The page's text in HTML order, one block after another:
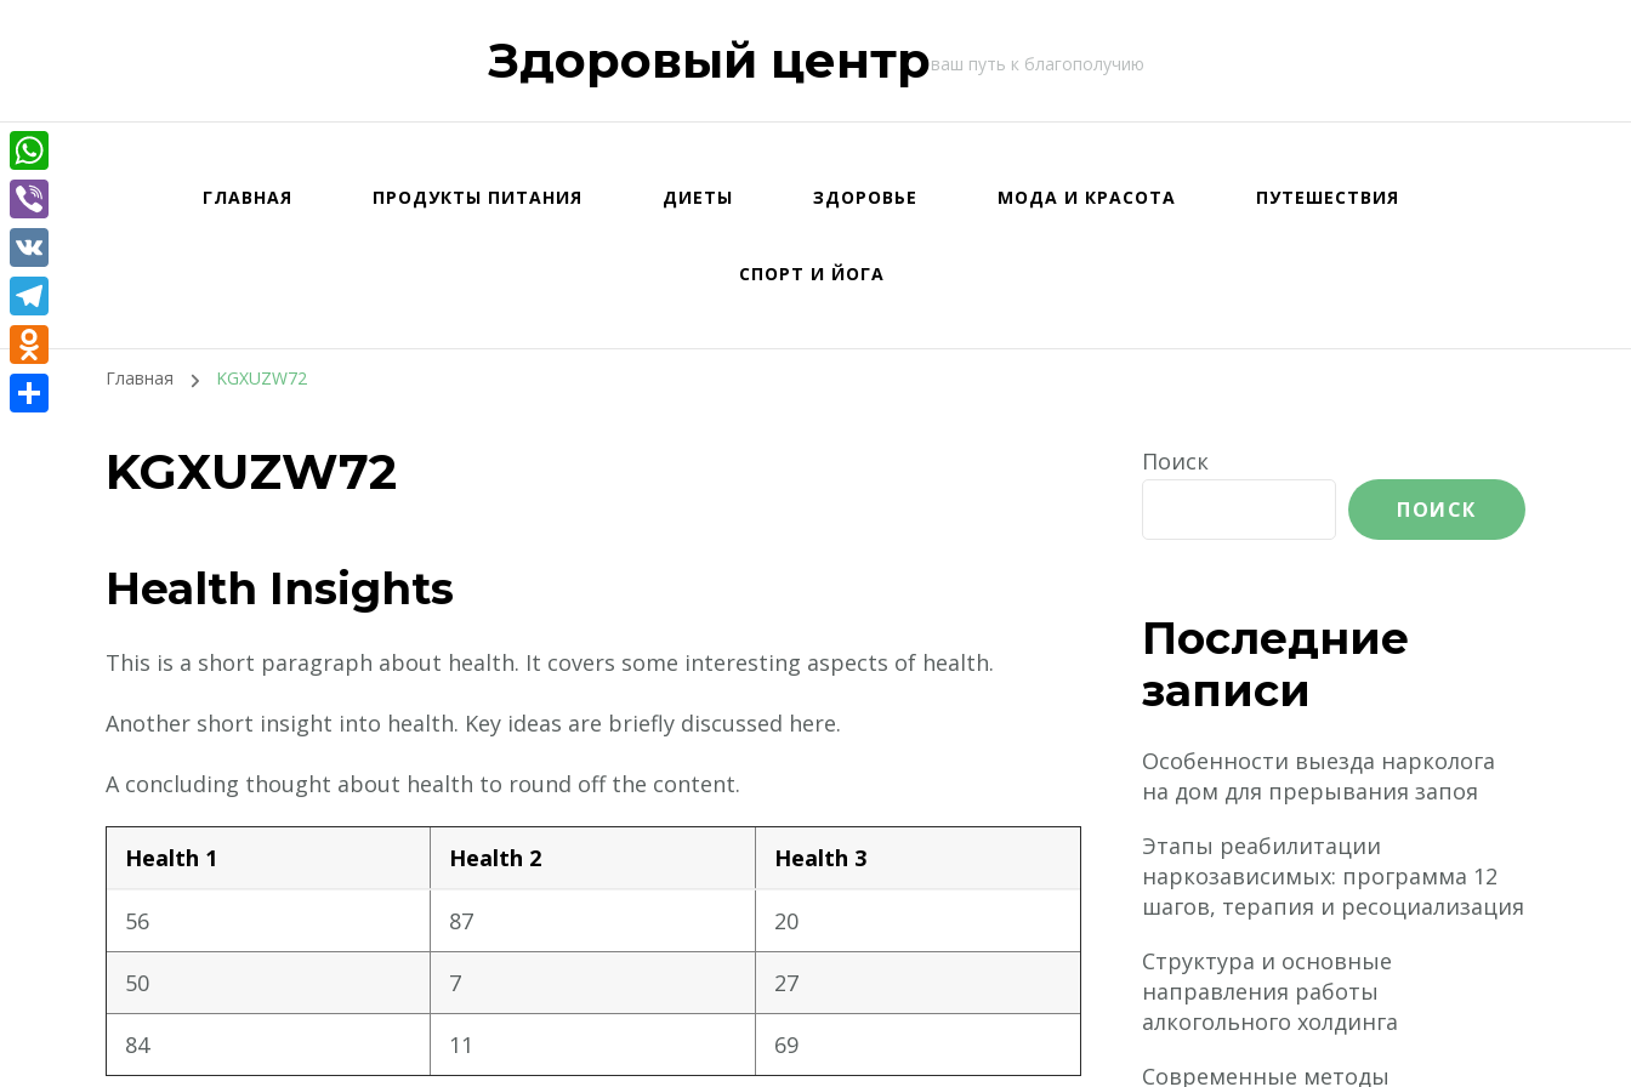
Здоровый центрваш путь к благополучию
ГЛАВНАЯ ПРОДУКТЫ ПИТАНИЯ ДИЕТЫ ЗДОРОВЬЕ МОДА И КРАСОТА ПУТЕШЕСТВИЯ
СПОРТ И ЙОГА
Главная KGXUZW72
KGXUZW72
Health Insights
This is a short paragraph about health. It covers some interesting aspects of health.
Another short insight into health. Key ideas are briefly discussed here.
A concluding thought about health to round off the content.
Health 1 Health 2 Health 3
56 87 20
50 7 27
84 11 69
Поиск
ПОИСК
Последние
записи
Особенности выезда нарколога
на дом для прерывания запоя
Этапы реабилитации
наркозависимых: программа 12
шагов, терапия и ресоциализация
Структура и основные
направления работы
алкогольного холдинга
Современные методы
WhatsApp
Viber
VK
Telegram
Odnoklassniki